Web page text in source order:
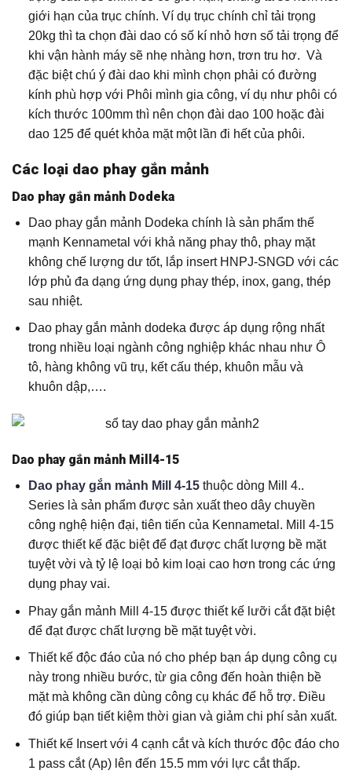
giới hạn của trục chính. Ví dụ trục chính chỉ tải trọng
20kg thì ta chọn đài dao có số kí nhỏ hơn số tải trọng để
khi vận hành máy sẽ nhẹ nhàng hơn, trơn tru hơ. Và
đặc biệt chú ý đài dao khi mình chọn phải có đường
kính phù hợp với Phôi mình gia công, ví dụ như phôi có
kích thước 100mm thì nên chọn đài dao 100 hoặc đài
dao 125 để quét khỏa mặt một lần đi hết của phôi.
Các loại dao phay gắn mảnh
Dao phay gắn mảnh Dodeka
Dao phay gắn mảnh Dodeka chính là sản phẩm thế
mạnh Kennametal với khả năng phay thô, phay mặt
không chế lượng dư tốt, lắp insert HNPJ-SNGD với các
lớp phủ đa dạng ứng dụng phay thép, inox, gang, thép
sau nhiệt.
Dao phay gắn mảnh dodeka được áp dụng rộng nhất
trong nhiều loại ngành công nghiệp khác nhau như Ô
tô, hàng không vũ trụ, kết cấu thép, khuôn mẫu và
khuôn dập,….
Dao phay gắn mảnh Mill4-15
Dao phay gắn mảnh Mill 4-15thuộc dòng Mill 4..
Series là sản phẩm được sản xuất theo dây chuyền
công nghệ hiện đại, tiên tiến của Kennametal. Mill 4-15
được thiết kế đặc biệt để đạt được chất lượng bề mặt
tuyệt vời và tỷ lệ loại bỏ kim loại cao hơn trong các ứng
dụng phay vai.
Phay gắn mảnh Mill 4-15 được thiết kế lưỡi cắt đặt biệt
để đạt được chất lượng bề mặt tuyệt vời.
Thiết kế độc đáo của nó cho phép bạn áp dụng công cụ
này trong nhiều bước, từ gia công đến hoàn thiện bề
mặt mà không cần dùng công cụ khác để hỗ trợ. Điều
đó giúp bạn tiết kiệm thời gian và giảm chi phí sản xuất.
Thiết kế Insert với 4 cạnh cắt và kích thước độc đáo cho
1 pass cắt (Ap) lên đến 15.5 mm với lực cắt thấp.